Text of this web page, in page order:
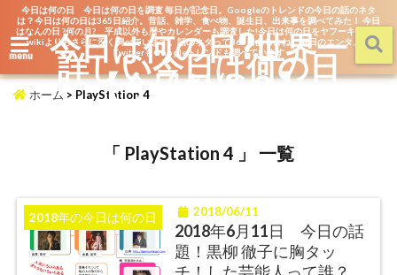
今日は何の日 今日は何の日を調査 毎日が記念日。Googleのトレンドの今日の話のネタ
は？今日は何の日は365日紹介。昔話、雑学、食べ物、誕生日、出来事を調べてみた！ 今日
はなんの日 ?何の月? 平成以外も暦やカレンダーも調査した!今日は何の日をヤフーキッズや
wikiよりもさらに深く調べています。話のネタって365日あるよね。毎日のエンタメを
TwitterもGoogleトレンドも調べています
menu 今日は何の日?世界一
詳しい今日は何の日
【今日なん？】
ホーム > PlayStation 4
「 PlayStation 4 」 一覧
2018年の今日は何の日 2018/06/11
2018年6月11日 今日の話
題！黒柳 徹子に胸タッ